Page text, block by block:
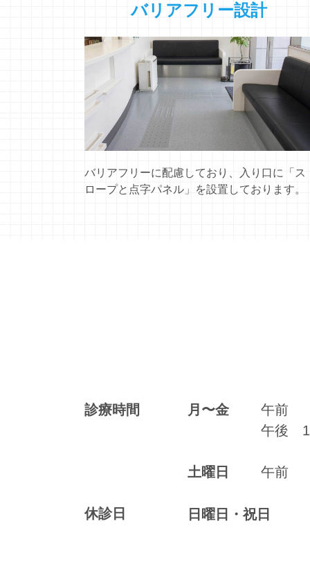
バリアフリー設計
バリアフリーに配慮しており、入り口に「ス
ロープと点字パネル」を設置しております。
診療時間 月〜金
午前
午後
土曜日 午前
休診日 日曜日・祝日